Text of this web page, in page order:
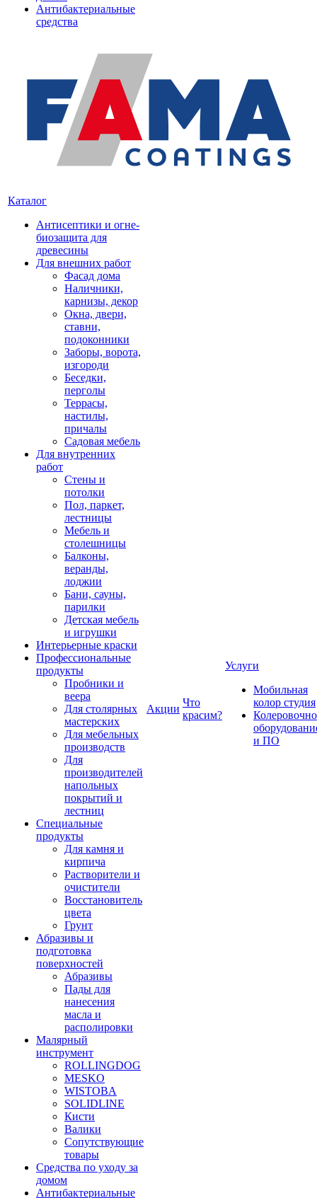
Антибактериальные
средства
Каталог
Антисептики и огне-
биозащита для
древесины
Для внешних работ
Фасад дома
Наличники,
карнизы, декор
Окна, двери,
ставни,
подоконники
Заборы, ворота,
изгороди
Беседки,
перголы
Террасы,
настилы,
причалы
Садовая мебель
Для внутренних
работ
Стены и
потолки
Пол, паркет,
лестницы
Мебель и
столешницы
Балконы,
веранды,
лоджии
Бани, сауны,
парилки
Детская мебель
и игрушки
Интерьерные краски
Профессиональные
продукты
Пробники и
веера
Для столярных
мастерских
Для мебельных
производств
Для
производителей
напольных
покрытий и
лестниц
Специальные
продукты
Для камня и
кирпича
Растворители и
очистители
Восстановитель
цвета
Грунт
Абразивы и
подготовка
поверхностей
Абразивы
Пады для
нанесения
масла и
располировки
Малярный
инструмент
ROLLINGDOG
MESKO
WISTOBA
SOLIDLINE
Кисти
Валики
Сопутствующие
товары
Средства по уходу за
домом
Антибактериальные
Акции
Что
красим?
Услуги
Мобильная
колор студия
и ПО